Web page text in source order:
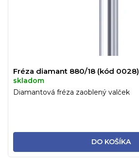
Fréza diamant 880/18 (kód 0028)
skladom
DO KOŠÍKA
Diamantová fréza zaoblený valček